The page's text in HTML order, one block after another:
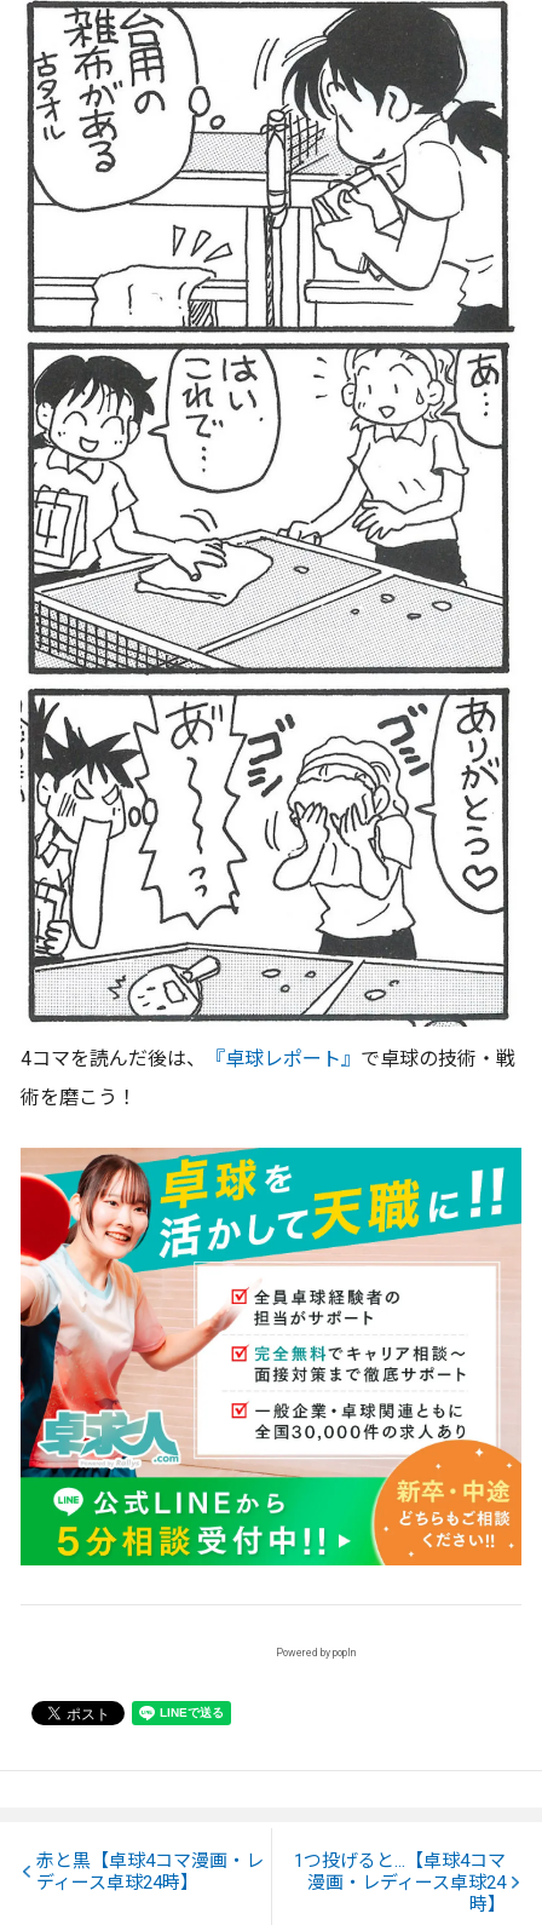
4コマを読んだ後は、 『卓球レポート』 で卓球の技術・戦
術を磨こう！
Powered by popIn
赤と黒【卓球4コマ漫画・レ
ディース卓球24時】
1つ投げると…【卓球4コマ
漫画・レディース卓球24
時】